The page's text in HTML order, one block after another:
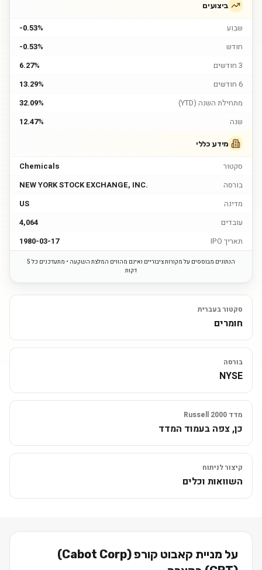
ביצועים
שבוע
-0.53%
חודש
-0.53%
3 חודשים
6.27%
6 חודשים
13.29%
מתחילת השנה (YTD)
32.09%
שנה
12.47%
מידע כללי
סקטור
Chemicals
בורסה
NEW YORK STOCK EXCHANGE, INC.
מדינה
US
עובדים
4,064
תאריך IPO
1980-03-17
הנתונים מבוססים על מקורות ציבוריים ואינם מהווים המלצת השקעה • מתעדכנים כל 5
דקות
סקטור בעברית
חומרים
בורסה
NYSE
מדד Russell 2000
כן, צפה בעמוד המדד
קיצור לניתוח
השוואות וכלים
על מניית קאבוט קורפ (Cabot Corp)